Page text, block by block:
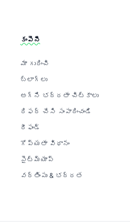
కంపెనీ
మా గురించి
బ్లాగ్‌లు
అగ్ని భద్రతా చిట్కాలు
రిఫర్ చేసి సంపాదించండి
రీఫండ్
గోప్యతా విధానం
సైట్‌మ్యాప్
వర్తింపు & భద్రత